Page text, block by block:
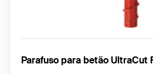
Parafuso para betão UltraCut